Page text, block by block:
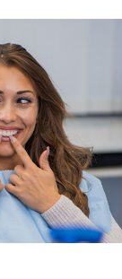
kosmetische
Methode
ein
Ihr gesamtes